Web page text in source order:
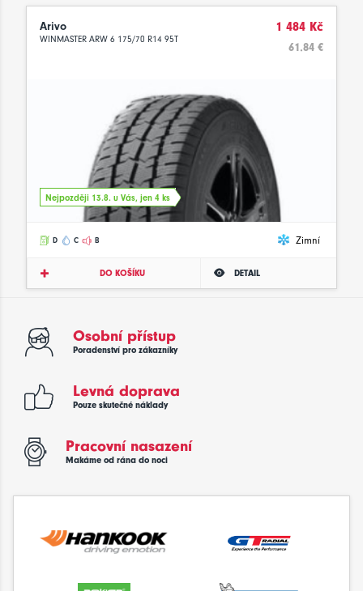
Arivo
WINMASTER ARW 6 175/70 R14 95T
1 484 Kč
61.84 €
Nejpozději 13.8. u Vás, jen 4 ks
D C B Zimní
DO KOŠÍKU DETAIL
Osobní přístup
Poradenství pro zákazníky
Levná doprava
Pouze skutečné náklady
Pracovní nasazení
Makáme od rána do noci